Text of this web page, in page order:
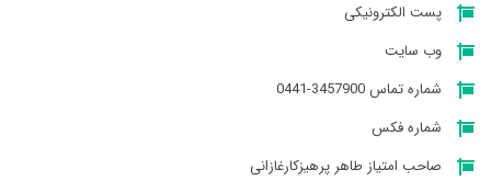
پست الکترونیکی
وب سایت
شماره تماس 3457900-0441
شماره فکس
صاحب امتیاز طاهر پرهیزکارغازانی